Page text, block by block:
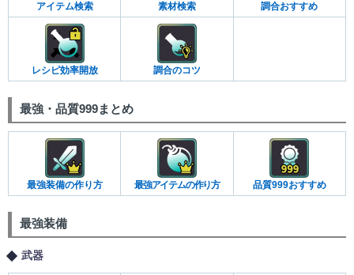
アイテム検索 素材検索 調合おすすめ
レシピ効率開放 調合のコツ
最強・品質999まとめ
最強装備の作り方 最強アイテムの作り方 品質999おすすめ
最強装備
武器